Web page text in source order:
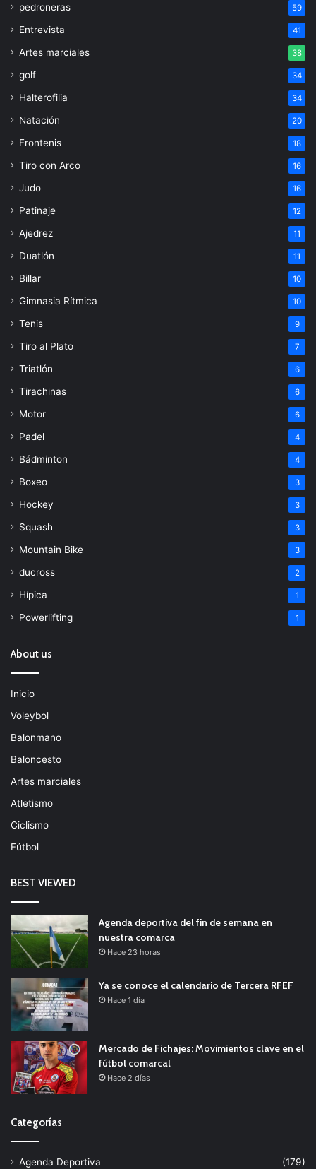
pedroneras 59
Entrevista 41
Artes marciales 38
golf 34
Halterofilia 34
Natación 20
Frontenis 18
Tiro con Arco 16
Judo 16
Patinaje 12
Ajedrez 11
Duatlón 11
Billar 10
Gimnasia Rítmica 10
Tenis 9
Tiro al Plato 7
Triatlón 6
Tirachinas 6
Motor 6
Padel 4
Bádminton 4
Boxeo 3
Hockey 3
Squash 3
Mountain Bike 3
ducross 2
Hípica 1
Powerlifting 1
About us
Inicio
Voleybol
Balonmano
Baloncesto
Artes marciales
Atletismo
Ciclismo
Fútbol
BEST VIEWED
Agenda deportiva del fin de semana en
nuestra comarca
Hace 23 horas
Ya se conoce el calendario de Tercera RFEF
Hace 1 día
Mercado de Fichajes: Movimientos clave en el
fútbol comarcal
Hace 2 días
Categorías
Agenda Deportiva
(179)